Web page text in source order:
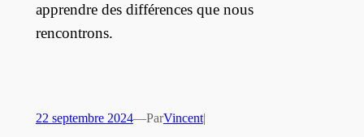
apprendre des différences que nous
rencontrons.
22 septembre 2024—ParVincent|